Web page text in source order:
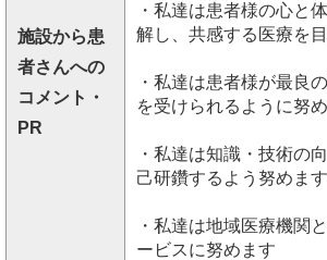
施設から患
者さんへの
コメント・
PR
・私達は患者様の心と
解し、共感する医療を
・私達は患者様が最良
を受けられるように努
・私達は知識・技術の
己研鑽するよう努めます
・私達は地域医療機関
ービスに努めます